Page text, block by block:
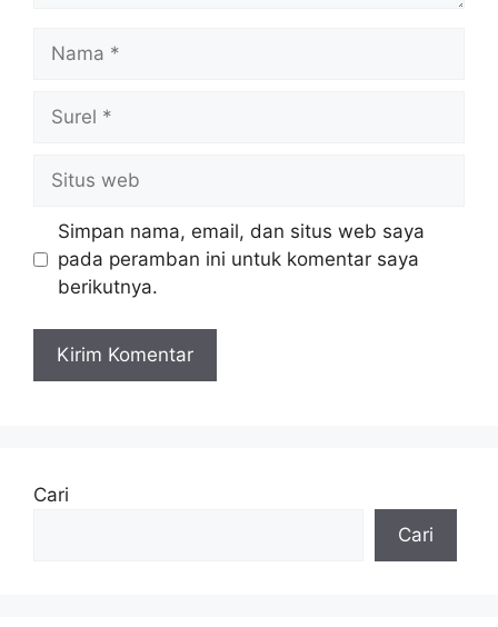
web
Simpan nama, email, dan situs web saya
pada peramban ini untuk komentar saya
berikutnya.
Cari
Cari